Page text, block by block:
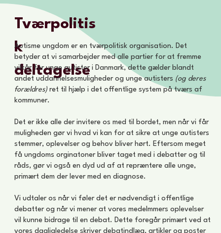
Tværpolitis
k
deltagelse
Autisme ungdom er en tværpolitisk organisation. Det
betyder at vi samarbejder med alle partier for at fremme
vilkår for unge autister i Danmark, dette gælder blandt
andet uddannelsesmuligheder og unge autisters (og deres
forældres) ret til hjælp i det offentlige system på tværs af
kommuner.
Det er ikke alle der invitere os med til bordet, men når vi får
muligheden gør vi hvad vi kan for at sikre at unge autisters
stemmer, oplevelser og behov bliver hørt. Eftersom meget
få ungdoms orginatoner bliver taget med i debatter og til
råds, gør vi også en dyd ud af at repræntere alle unge,
primært dem der lever med en diagnose.
Vi udtaler os når vi føler det er nødvendigt i offentlige
debatter og når vi mener at vores medelmmers oplevelser
vil kunne bidrage til en debat. Dette foregår primært ved at
vores dagligledelse skriver debatindlæg, artikler og poster